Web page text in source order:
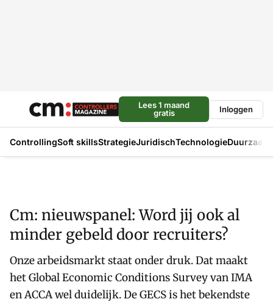
Lees 1 maand
gratis
Inloggen
ControllingSoft skillsStrategieJuridischTechnologie
Cm: nieuwspanel: Word jij ook al
minder gebeld door recruiters?
Onze arbeidsmarkt staat onder druk. Dat maakt
het Global Economic Conditions Survey van IMA
en ACCA wel duidelijk. De GECS is het bekendste